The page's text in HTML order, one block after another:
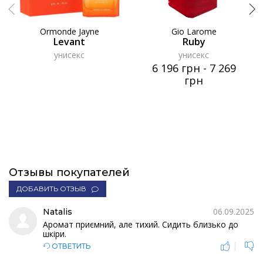
Ormonde Jayne
Levant
унисекс
Gio Larome
Ruby
унисекс
6 196 грн - 7 269
грн
Отзывы покупателей
ДОБАВИТЬ ОТЗЫВ
Natalis
06.09.2025
Аромат приємний, але тихий. Сидить близько до
шкіри.
ОТВЕТИТЬ
|